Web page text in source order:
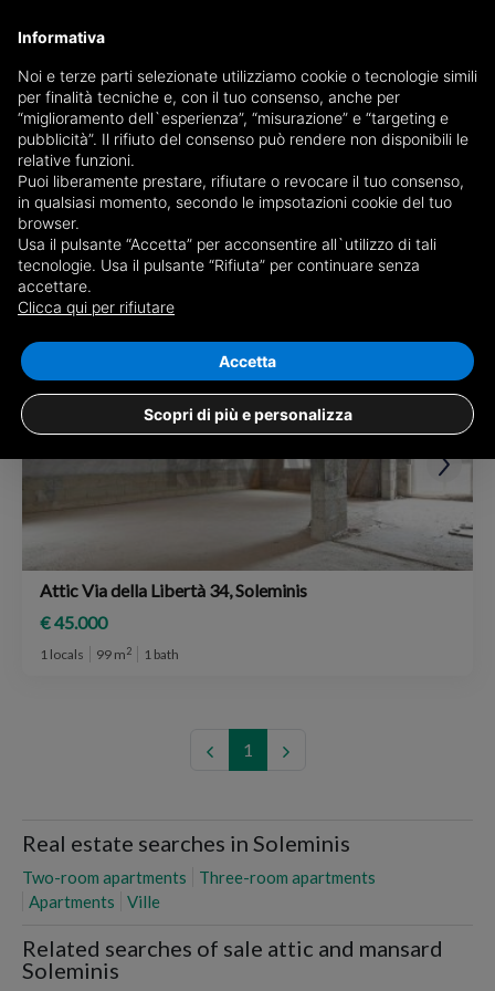
Receive a copy of the newspaper by mail
Choose newspaper
1 result for
Soleminis
Attic Via della Libertà 34, Soleminis
€ 45.000
1 locals 99 m2 1 bath
1
Real estate searches in Soleminis
Two-room apartments
Three-room apartments
Apartments
Ville
Related searches of sale attic and mansard
Soleminis
Informativa
Noi e terze parti selezionate utilizziamo cookie o tecnologie simili
per finalità tecniche e, con il tuo consenso, anche per
“miglioramento dell`esperienza”, “misurazione” e “targeting e
pubblicità”. Il rifiuto del consenso può rendere non disponibili le
relative funzioni.
Puoi liberamente prestare, rifiutare o revocare il tuo consenso,
in qualsiasi momento, secondo le impsotazioni cookie del tuo
browser.
Usa il pulsante “Accetta” per acconsentire all`utilizzo di tali
tecnologie. Usa il pulsante “Rifiuta” per continuare senza
accettare.
Clicca qui per rifiutare
Scopri di più e personalizza
Accetta